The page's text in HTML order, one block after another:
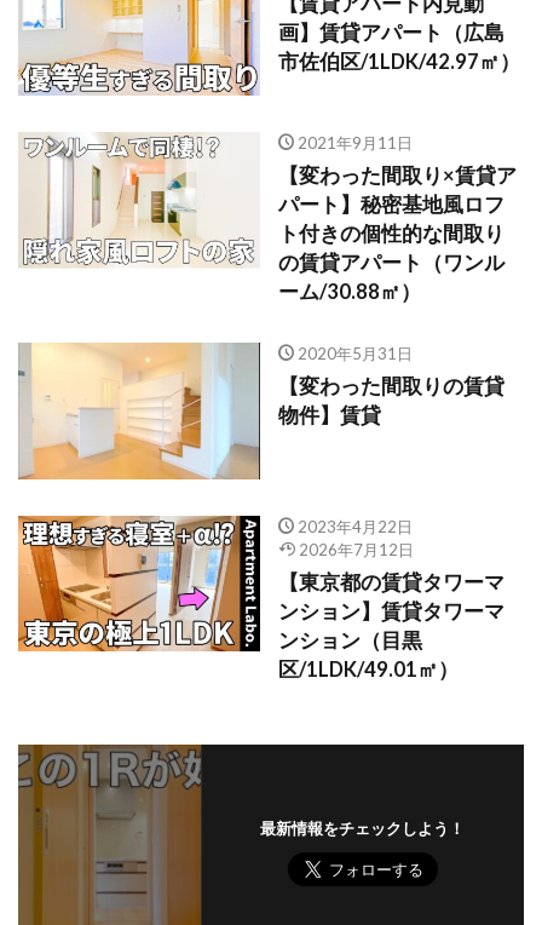
画】賃貸アパート（広島
市佐伯区/1LDK/42.97㎡）
2021年9月11日
【変わった間取り×賃貸ア
パート】秘密基地風ロフ
ト付きの個性的な間取り
の賃貸アパート（ワンル
ーム/30.88㎡）
2020年5月31日
【変わった間取りの賃貸
物件】賃貸
2023年4月22日
2026年7月12日
【東京都の賃貸タワーマ
ンション】賃貸タワーマ
ンション（目黒
区/1LDK/49.01㎡）
最新情報をチェックしよう！